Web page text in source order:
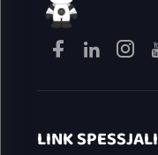
LINK SPESSJALI